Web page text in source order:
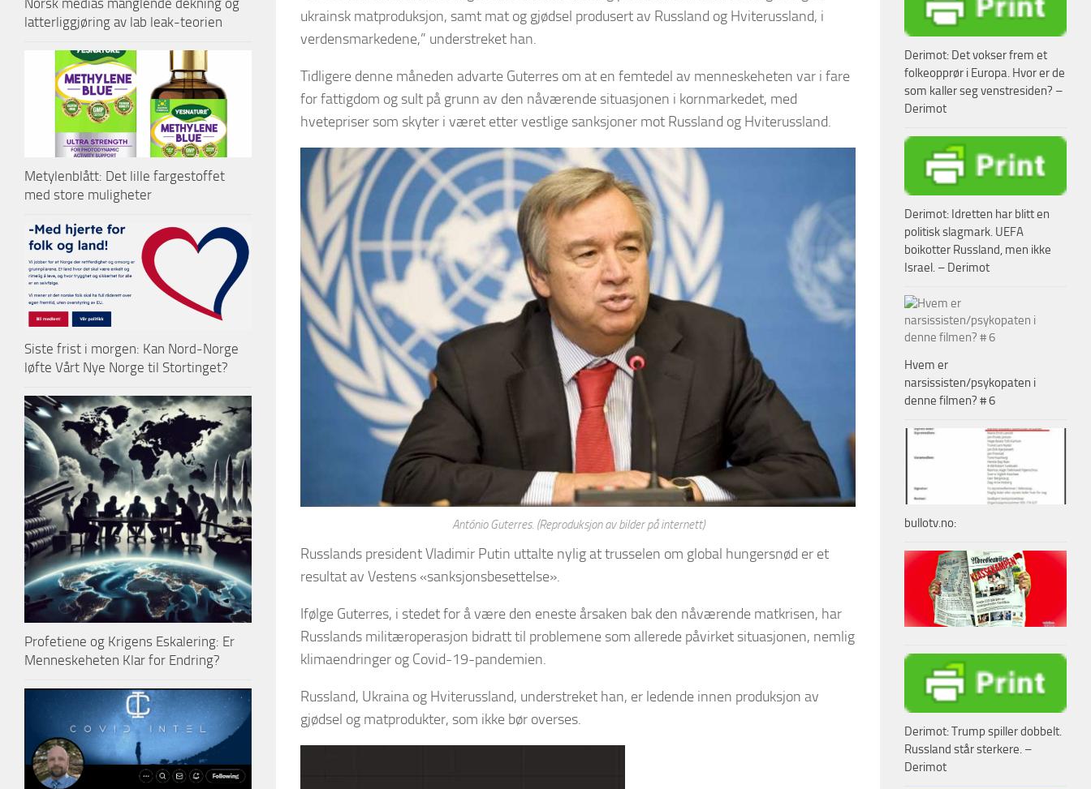
ukrainsk matproduksjon, samt mat og gjødsel produsert av Russland og Hviterussland, i
verdensmarkedene,” understreket han.
Tidligere denne måneden advarte Guterres om at en femtedel av menneskeheten var i fare
for fattigdom og sult på grunn av den nåværende situasjonen i kornmarkedet, med
hvetepriser som skyter i været etter vestlige sanksjoner mot Russland og Hviterussland.
António Guterres. (Reproduksjon av bilder på internett)
Russlands president Vladimir Putin uttalte nylig at trusselen om global hungersnød er et
resultat av Vestens «sanksjonsbesettelse».
Ifølge Guterres, i stedet for å være den eneste årsaken bak den nåværende matkrisen, har
Russlands militæroperasjon bidratt til problemene som allerede påvirket situasjonen, nemlig
klimaendringer og Covid-19-pandemien.
Russland, Ukraina og Hviterussland, understreket han, er ledende innen produksjon av
gjødsel og matprodukter, som ikke bør overses.
Norsk medias manglende dekning og
latterliggjøring av lab leak-teorien
Metylenblått: Det lille fargestoffet
med store muligheter
Siste frist i morgen: Kan Nord-Norge
løfte Vårt Nye Norge til Stortinget?
Profetiene og Krigens Eskalering: Er
Menneskeheten Klar for Endring?
Derimot: Det vokser frem et
folkeopprør i Europa. Hvor er de
som kaller seg venstresiden? –
Derimot
Derimot: Idretten har blitt en
politisk slagmark. UEFA
boikotter Russland, men ikke
Israel. – Derimot
Hvem er
narsissisten/psykopaten i
denne filmen? # 6
bullotv.no:
Derimot: Trump spiller dobbelt.
Russland står sterkere. –
Derimot